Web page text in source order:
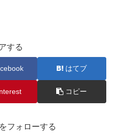
する
はてブ
コピー
フォローする